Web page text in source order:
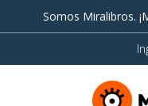
Somos Miralibros.